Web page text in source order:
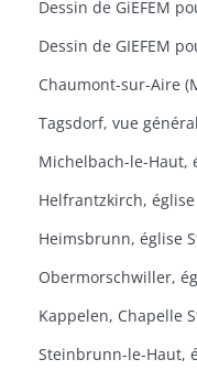
Tagsdorf, vue